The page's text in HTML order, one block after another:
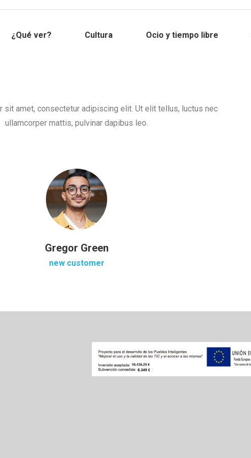
¿Qué ver? Cultura Ocio y tiempo libre
sit amet, consectetur adipiscing elit. Ut elit tellus, luctus nec
ullamcorper mattis, pulvinar dapibus leo.
Gregor Green
new customer